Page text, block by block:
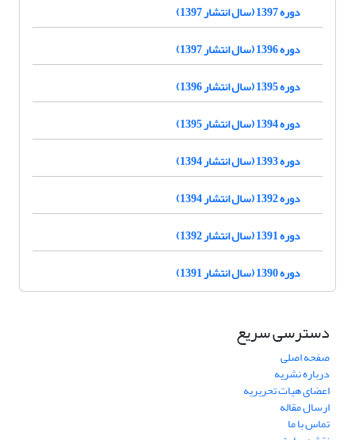
دوره 1397 (سال انتشار 1397)
دوره 1396 (سال انتشار 1397)
دوره 1395 (سال انتشار 1396)
دوره 1394 (سال انتشار 1395)
دوره 1393 (سال انتشار 1394)
دوره 1392 (سال انتشار 1394)
دوره 1391 (سال انتشار 1392)
دوره 1390 (سال انتشار 1391)
دسترسی سریع
صفحه اصلی
درباره نشریه
اعضای هیات تحریریه
ارسال مقاله
تماس با ما